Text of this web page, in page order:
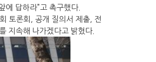
에 답하라”고 촉구했다.
토론회, 공개 질의서 제출, 전
지속해 나가겠다고 밝혔다.